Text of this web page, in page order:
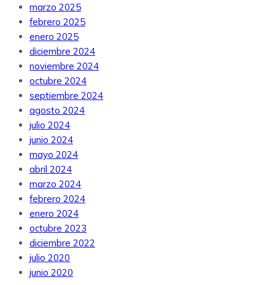
marzo 2025
febrero 2025
enero 2025
diciembre 2024
noviembre 2024
octubre 2024
septiembre 2024
agosto 2024
julio 2024
junio 2024
mayo 2024
abril 2024
marzo 2024
febrero 2024
enero 2024
octubre 2023
diciembre 2022
julio 2020
junio 2020